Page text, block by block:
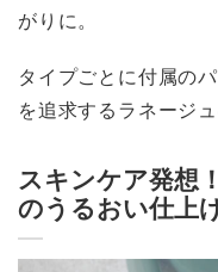
がりに。
タイプごとに付属の
を追求するラネージ
スキンケア発想
のうるおい仕上